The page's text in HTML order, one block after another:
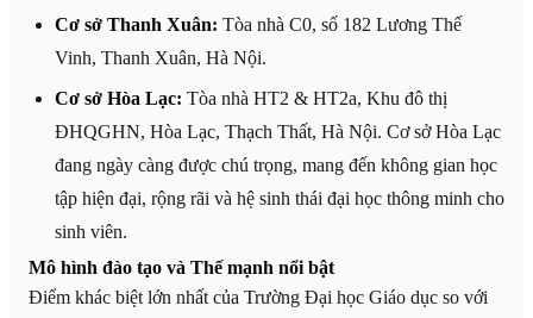
Cơ sở Thanh Xuân: Tòa nhà C0, số 182 Lương Thế
Vinh, Thanh Xuân, Hà Nội.
Cơ sở Hòa Lạc: Tòa nhà HT2 & HT2a, Khu đô thị
ĐHQGHN, Hòa Lạc, Thạch Thất, Hà Nội. Cơ sở Hòa Lạc
đang ngày càng được chú trọng, mang đến không gian học
tập hiện đại, rộng rãi và hệ sinh thái đại học thông minh cho
sinh viên.
Mô hình đào tạo và Thế mạnh nổi bật
Điểm khác biệt lớn nhất của Trường Đại học Giáo dục so với